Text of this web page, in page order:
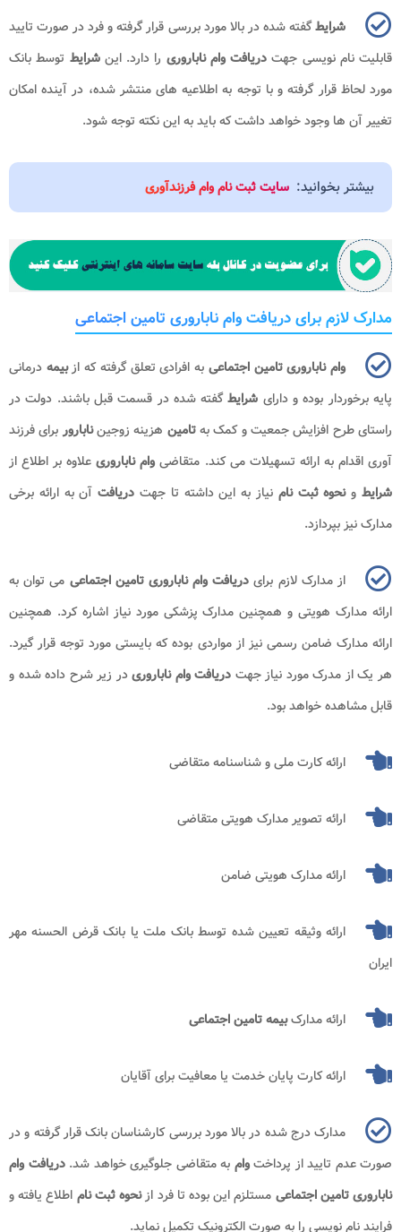
شرایطگفته شده در بالا مورد بررسی قرار گرفته و فرد در صورت تایید
قابلیت نام نویسی جهت دریافت وام ناباروری را دارد. اینشرایط توسط بانک
مورد لحاظ قرار گرفته و با توجه به اطلاعیه های منتشر شده، در آینده امکان
تغییر آن ها وجود خواهد داشت که باید به این نکته توجه شود.
بیشتر بخوانید: سایت ثبت نام وام فرزندآوری
مدارک لازم برای دریافت وام ناباروری تامین اجتماعی
وام ناباروری تامین اجتماعی به افرادی تعلق گرفته که ازبیمه درمانی
پایه برخوردار بوده و دارای شرایطگفته شده در قسمت قبل باشند. دولت در
راستای طرح افزایش جمعیت و کمک بهتامین هزینه زوجینناباروربرای فرزند
آوری اقدام به ارائه تسهیلات می کند. متقاضی وام ناباروریعلاوه بر اطلاع از
شرایط ونحوه ثبت نام نیاز به این داشته تا جهت دریافت آن به ارائه برخی
مدارک نیز بپردازد.
از مدارک لازم برایدریافت وام ناباروری تامین اجتماعی می توان به
ارائه مدارک هویتی و همچنین مدارک پزشکی مورد نیاز اشاره کرد. همچنین
ارائه مدارک ضامن رسمی نیز از مواردی بوده که بایستی مورد توجه قرار گیرد.
هر یک از مدرک مورد نیاز جهت دریافت وام ناباروریدر زیر شرح داده شده و
قابل مشاهده خواهد بود.
ارائه کارت ملی و شناسنامه متقاضی
ارائه تصویر مدارک هویتی متقاضی
ارائه مدارک هویتی ضامن
ارائه وثیقه تعیین شده توسط بانک ملت یا بانک قرض الحسنه مهر
ایران
ارائه مدارکبیمه تامین اجتماعی
ارائه کارت پایان خدمت یا معافیت برای آقایان
مدارک درج شده در بالا مورد بررسی کارشناسان بانک قرار گرفته و در
صورت عدم تایید از پرداختوام به متقاضی جلوگیری خواهد شد.دریافت وام
ناباروری تامین اجتماعی مستلزم این بوده تا فرد ازنحوه ثبت نام اطلاع یافته و
فرایند نام نویسی را به صورت الکترونیک تکمیل نماید.